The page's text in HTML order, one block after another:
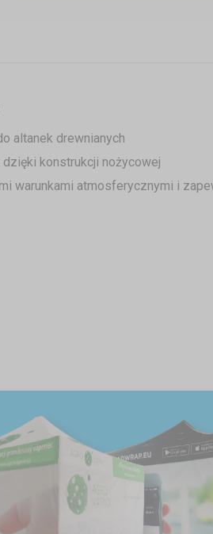
altanek drewnianych
konstrukcji nożycowej
warunkami atmosferycznymi i